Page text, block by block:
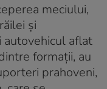
meciului,
şi
autovehicul aflat
formații, au
prahoveni,